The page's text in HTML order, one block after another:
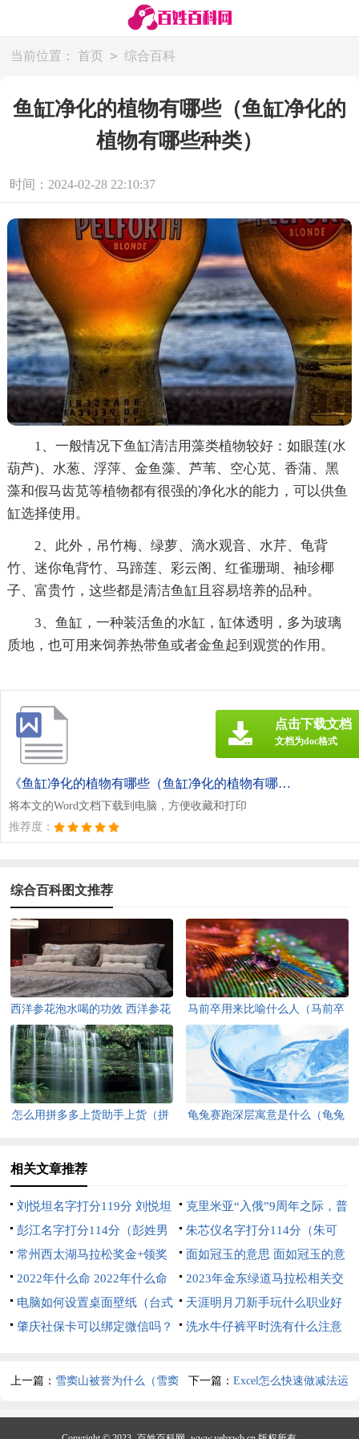
当前位置： 首页 > 综合百科
鱼缸净化的植物有哪些（鱼缸净化的
植物有哪些种类）
时间：2024-02-28 22:10:37
1、一般情况下鱼缸清洁用藻类植物较好：如眼莲(水
葫芦)、水葱、浮萍、金鱼藻、芦苇、空心苋、香蒲、黑
藻和假马齿苋等植物都有很强的净化水的能力，可以供鱼
缸选择使用。
2、此外，吊竹梅、绿萝、滴水观音、水芹、龟背
竹、迷你龟背竹、马蹄莲、彩云阁、红雀珊瑚、袖珍椰
子、富贵竹，这些都是清洁鱼缸且容易培养的品种。
3、鱼缸，一种装活鱼的水缸，缸体透明，多为玻璃
质地，也可用来饲养热带鱼或者金鱼起到观赏的作用。
《鱼缸净化的植物有哪些（鱼缸净化的植物有哪些种类）.doc》
将本文的Word文档下载到电脑，方便收藏和打印
推荐度：
点击下载文档
文档为doc格式
综合百科图文推荐
西洋参花泡水喝的功效 西洋参花
泡水喝的功效与禁忌
马前卒用来比喻什么人（马前卒
用来比喻什么样的人）
怎么用拼多多上货助手上货（拼
龟兔赛跑深层寓意是什么（龟兔
相关文章推荐
刘悦坦名字打分119分 刘悦坦
个人简历
克里米亚“入俄”9周年之际，普
京亲自驾车访问塞瓦斯托波尔
彭江名字打分114分（彭姓男
孩取名100分）
朱芯仪名字打分114分（朱可
芯姓名测试）
常州西太湖马拉松奖金+领奖
办法 2021常州西太湖马拉松奖
金
面如冠玉的意思 面如冠玉的意
思你就让我看这个
2022年什么命 2022年什么命
是水命还是金命
2023年金东绿道马拉松相关交
通管控示意图
电脑如何设置桌面壁纸（台式
电脑如何设置桌面壁纸）
天涯明月刀新手玩什么职业好
（天涯明月刀新手玩什么职业好
肇庆社保卡可以绑定微信吗？
洗水牛仔裤平时洗有什么注意
注意事项吗
上一篇： 雪窦山被誉为什么（雪窦 下一篇： Excel怎么快速做减法运